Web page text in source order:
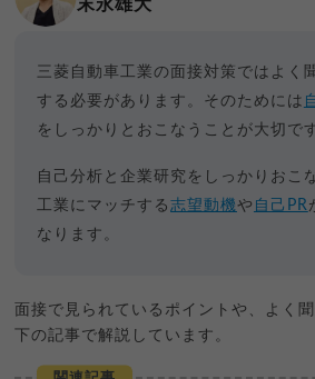
末永雄大
三菱自動車工業の面接対策ではよく
する必要があります。そのためには
をしっかりとおこなうことが大切で
自己分析と企業研究をしっかりおこ
工業にマッチする志望動機や 自己PR
なります。
面接で見られているポイントや、よく
下の記事で解説しています。